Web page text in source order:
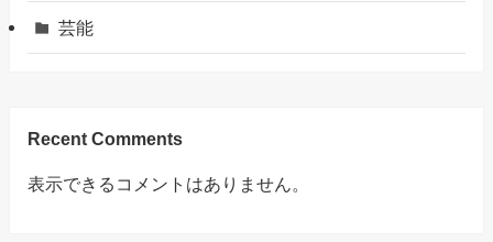
芸能
Recent Comments
表示できるコメントはありません。